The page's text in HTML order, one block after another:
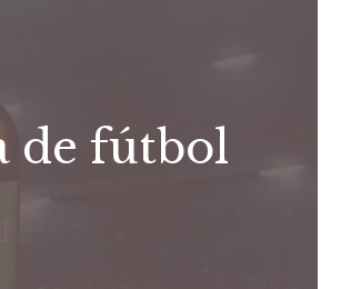
de fútbol